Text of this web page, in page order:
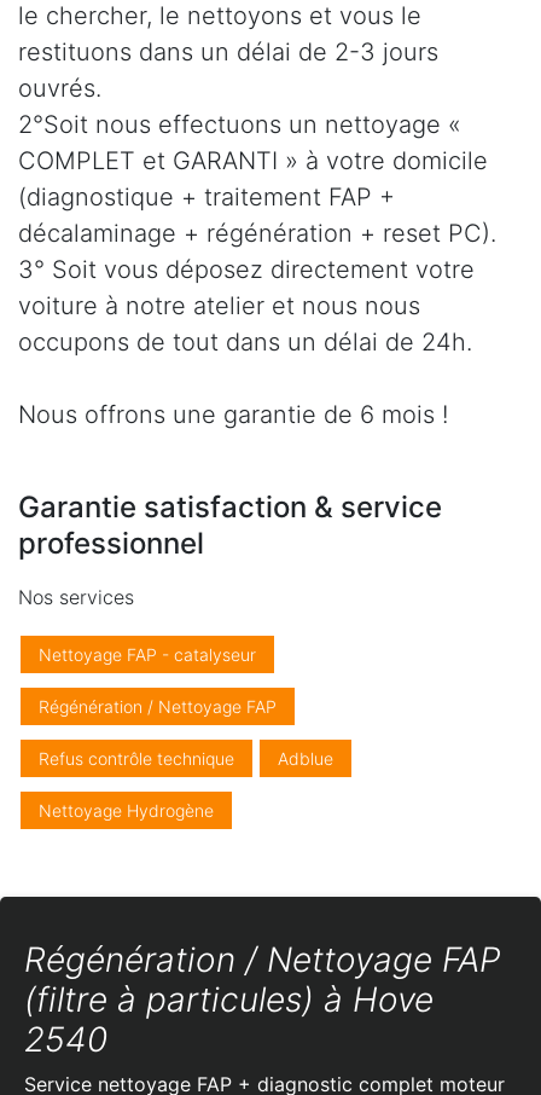
le chercher, le nettoyons et vous le
restituons dans un délai de 2-3 jours
ouvrés.
2°Soit nous effectuons un nettoyage «
COMPLET et GARANTI » à votre domicile
(diagnostique + traitement FAP +
décalaminage + régénération + reset PC).
3° Soit vous déposez directement votre
voiture à notre atelier et nous nous
occupons de tout dans un délai de 24h.
Nous offrons une garantie de 6 mois !
Garantie satisfaction & service
professionnel
Nos services
Nettoyage FAP - catalyseur
Régénération / Nettoyage FAP
Refus contrôle technique Adblue
Nettoyage Hydrogène
Régénération / Nettoyage FAP
(filtre à particules) à Hove
2540
Service nettoyage FAP + diagnostic complet moteur